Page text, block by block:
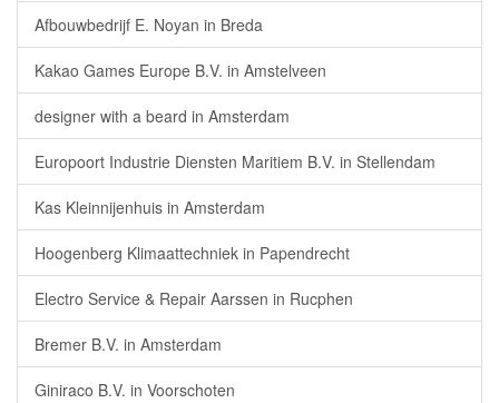
Afbouwbedrijf E. Noyan in Breda
Kakao Games Europe B.V. in Amstelveen
designer with a beard in Amsterdam
Europoort Industrie Diensten Maritiem B.V. in Stellendam
Kas Kleinnijenhuis in Amsterdam
Hoogenberg Klimaattechniek in Papendrecht
Electro Service & Repair Aarssen in Rucphen
Bremer B.V. in Amsterdam
Giniraco B.V. in Voorschoten